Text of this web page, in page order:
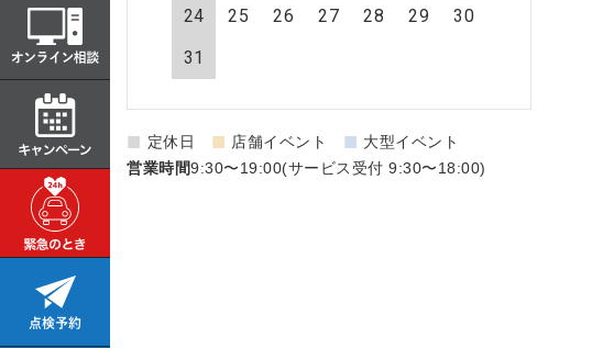
24
25 26 27 28 29
30
31
■ 定休日 ■ 店舗イベント ■ 大型イベント
営業時間9:30〜19:00(サービス受付 9:30〜18:00)